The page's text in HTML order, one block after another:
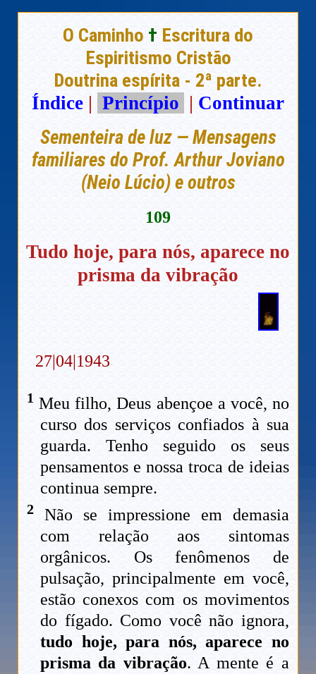
O Caminho † Escritura do
Espiritismo Cristão
Doutrina espírita - 2ª parte.
Índice | Princípio | Continuar
Sementeira de luz — Mensagens
familiares do Prof. Arthur Joviano
(Neio Lúcio) e outros
109
Tudo hoje, para nós, aparece no
prisma da vibração
27|04|1943
1 Meu filho, Deus abençoe a você, no
curso dos serviços confiados à sua
guarda. Tenho seguido os seus
pensamentos e nossa troca de ideias
continua sempre.
2 Não se impressione em demasia
com relação aos sintomas
orgânicos. Os fenômenos de
pulsação, principalmente em você,
estão conexos com os movimentos
do fígado. Como você não ignora,
tudo hoje, para nós, aparece no
prisma da vibração. A mente é a